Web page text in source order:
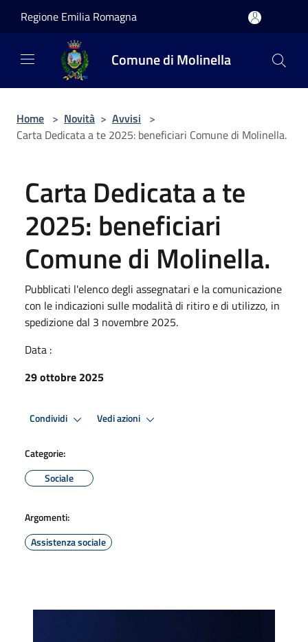
Regione Emilia Romagna
Comune di Molinella
Home > Novità > Avvisi >
Carta Dedicata a te 2025: beneficiari Comune di Molinella.
Carta Dedicata a te
2025: beneficiari
Comune di Molinella.
Pubblicati l'elenco degli assegnatari e la comunicazione
con le indicazioni sulle modalità di ritiro e di utilizzo, in
spedizione dal 3 novembre 2025.
Data :
29 ottobre 2025
Condividi Vedi azioni
Categorie:
Sociale
Argomenti:
Assistenza sociale